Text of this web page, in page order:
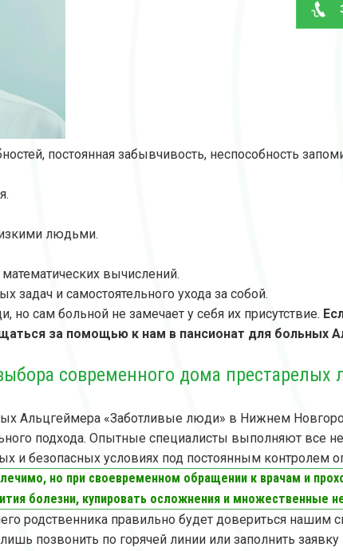
постоянная забывчивость, неспособность
людьми.
вычислений.
и самостоятельного ухода за собой.
сам больной не замечает у себя их присутствие.
за помощью к нам в пансионат для больных
современного дома
Альцгеймера «Заботливые люди» в Нижнем
подхода. Опытные специалисты выполняют все
и безопасных условиях под постоянным контролем
но при своевременном обращении к врачам и
болезни, купировать осложнения и множественные
родственника правильно будет довериться
позвонить по горячей линии или заполнить